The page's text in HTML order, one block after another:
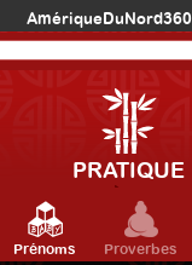
AmériqueDuNord360
PRATIQUE
Prénoms Proverbes